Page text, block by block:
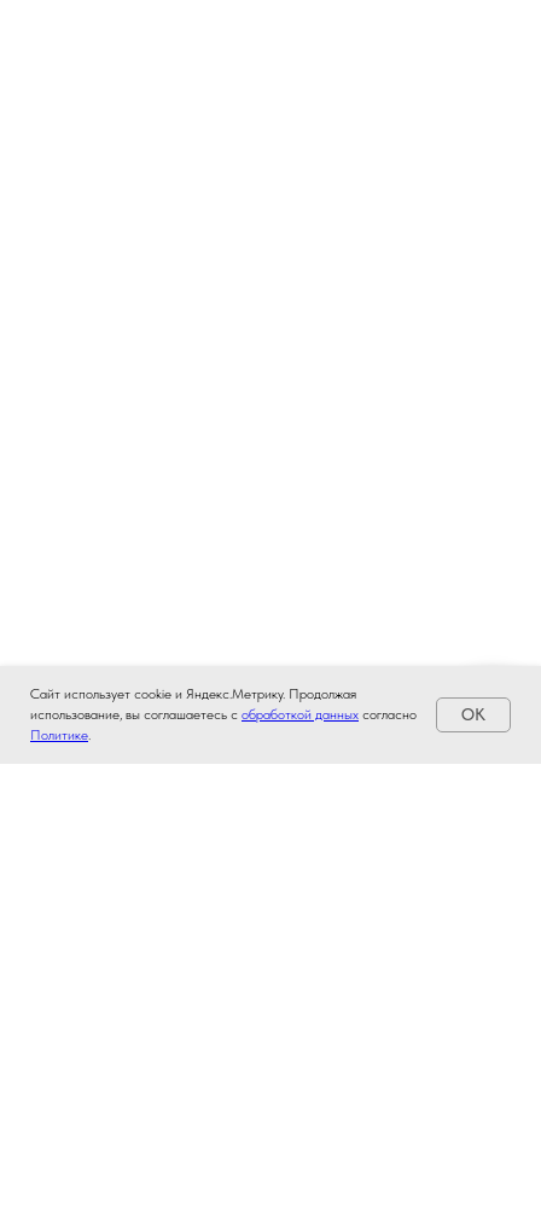
Сайт использует cookie и Яндекс.Метрику. Продолжая
использование, вы соглашаетесь с обработкой данных согласно
Политике.
OK